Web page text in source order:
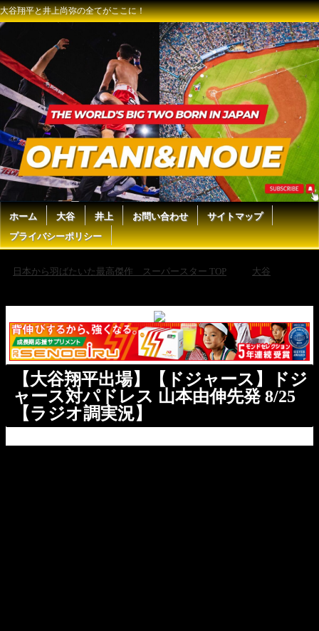
大谷翔平と井上尚弥の全てがここに！
ホーム 大谷 井上 お問い合わせ
サイトマップ
プライバシーポリシー
日本から羽ばたいた最高傑作 スーパースター TOP
大谷
【大谷翔平出場】【ドジャース】ドジ
ャース対パドレス 山本由伸先発 8/25
【ラジオ調実況】